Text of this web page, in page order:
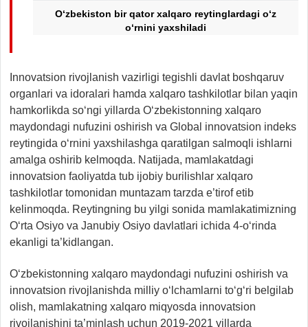
O‘zbekiston bir qator xalqaro reytinglardagi o‘z
o‘rnini yaxshiladi
Innovatsion rivojlanish vazirligi tegishli davlat boshqaruv
organlari va idoralari hamda xalqaro tashkilotlar bilan yaqin
hamkorlikda so‘ngi yillarda O‘zbekistonning xalqaro
maydondagi nufuzini oshirish va Global innovatsion indeks
reytingida o‘rnini yaxshilashga qaratilgan salmoqli ishlarni
amalga oshirib kelmoqda. Natijada, mamlakatdagi
innovatsion faoliyatda tub ijobiy burilishlar xalqaro
tashkilotlar tomonidan muntazam tarzda e’tirof etib
kelinmoqda. Reytingning bu yilgi sonida mamlakatimizning
O‘rta Osiyo va Janubiy Osiyo davlatlari ichida 4-o‘rinda
ekanligi ta’kidlangan.
O‘zbekistonning xalqaro maydondagi nufuzini oshirish va
innovatsion rivojlanishda milliy o‘lchamlarni to‘g‘ri belgilab
olish, mamlakatning xalqaro miqyosda innovatsion
rivojlanishini ta’minlash uchun 2019-2021 yillarda